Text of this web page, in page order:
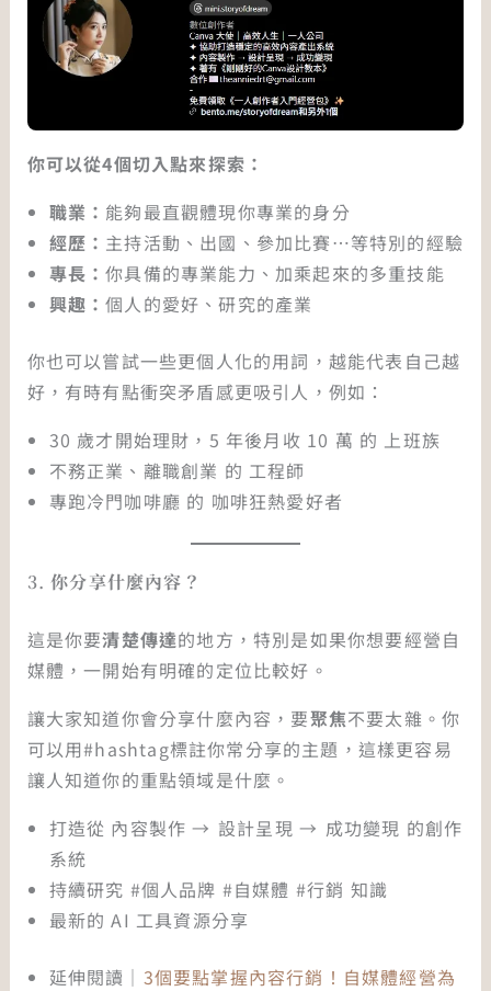
你可以從4個切入點來探索：
職業： 能夠最直觀體現你專業的身分
經歷： 主持活動、出國、參加比賽…等特別的經驗
專長：你具備的專業能力、加乘起來的多重技能
興趣：個人的愛好、研究的產業
你也可以嘗試一些更個人化的用詞，越能代表自己越
好，有時有點衝突矛盾感更吸引人，例如：
30 歲才開始理財，5 年後月收 10 萬 的 上班族
不務正業、離職創業 的 工程師
專跑冷門咖啡廳 的 咖啡狂熱愛好者
3.你分享什麼內容？
這是你要清楚傳達的地方，特別是如果你想要經營自
媒體，一開始有明確的定位比較好。
讓大家知道你會分享什麼內容，要聚焦不要太雜。你
可以用#hashtag標註你常分享的主題，這樣更容易
讓人知道你的重點領域是什麼。
打造從 內容製作 →⁠ 設計呈現 →⁠ 成功變現 的創作
系統
持續研究 #個人品牌 #自媒體 #行銷 知識
最新的 AI 工具資源分享
延伸閱讀｜ 3個要點掌握內容行銷！自媒體經營為